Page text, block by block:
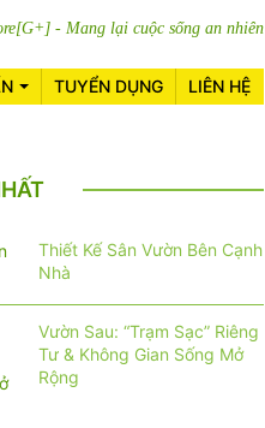
- Mang lại cuộc sống an nhiên
TUYỂN DỤNG LIÊN HỆ
Thiết Kế Sân Vườn Bên Cạnh
Nhà
Vườn Sau: “Trạm Sạc” Riêng
Tư & Không Gian Sống Mở
Rộng